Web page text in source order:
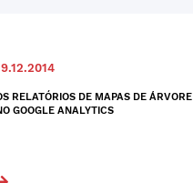
RELATÓRIOS DE MAPAS DE ÁRVORE
GOOGLE ANALYTICS